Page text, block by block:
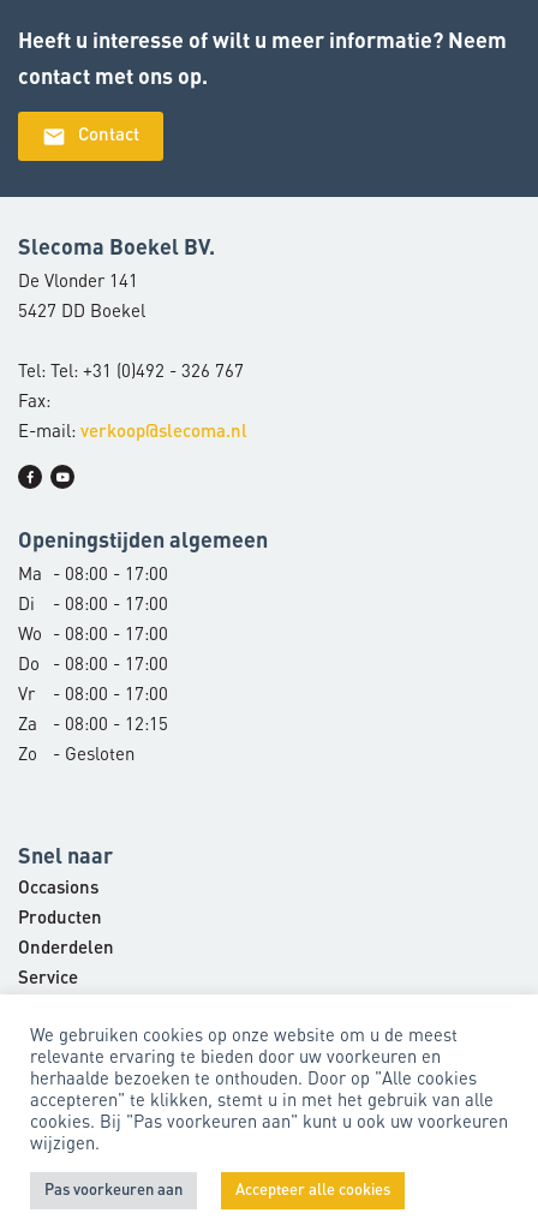
Heeft u interesse of wilt u meer informatie? Neem
contact met ons op.
email Contact
Slecoma Boekel BV.
De Vlonder 141
5427 DD Boekel
Tel: Tel: +31 (0)492 - 326 767
Fax:
E-mail: verkoop@slecoma.nl
Openingstijden algemeen
Ma
- 08:00 - 17:00
Di
- 08:00 - 17:00
Wo
- 08:00 - 17:00
Do
- 08:00 - 17:00
Vr
- 08:00 - 17:00
Za
- 08:00 - 12:15
Zo
- Gesloten
Snel naar
Occasions
Producten
Onderdelen
Service
Contact
Algemene voorwaarden Privacyverklaring
We gebruiken cookies op onze website om u de meest
relevante ervaring te bieden door uw voorkeuren en
herhaalde bezoeken te onthouden. Door op "Alle cookies
accepteren" te klikken, stemt u in met het gebruik van alle
cookies. Bij "Pas voorkeuren aan" kunt u ook uw voorkeuren
wijzigen.
Pas voorkeuren aan Accepteer alle cookies